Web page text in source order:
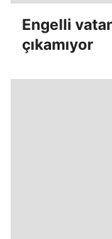
Engelli
çıkamıyor